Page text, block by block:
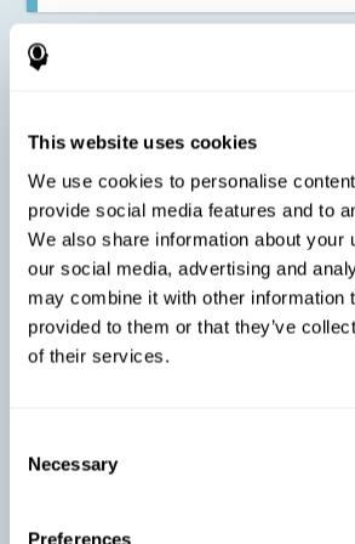
This website uses cookies
We use cookies to personalise
provide social media features and to
We also share information about your
our social media, advertising and
may combine it with other information
provided to them or that they’ve
of their services.
Selection
Necessary
Preferences
Упражнения для когнитивной
нарушенных когнитивных функций, так и
которые пострадали меньше.
Эта тренировка, в которую включены
упражнения для стимуляции мозга,
долгосрочной перспективе снизить
последствия инсульта в жизни человека
Нейрореабилитация и тренировка
могут помочь повысить
пострадавшего и улучшить качество его
восстановить работу нарушенных
благодаря способности мозга к
повреждённые, таким образом, что они
себя часть утерянных функций, а также